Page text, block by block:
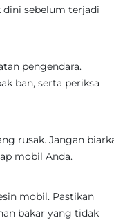
dini sebelum terjadi
pengendara.
ban, serta periksa
rusak. Jangan
mobil Anda.
mobil. Pastikan
bakar yang tidak